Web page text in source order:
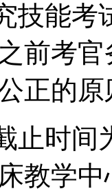
技能
前考
正的
止时间
教学